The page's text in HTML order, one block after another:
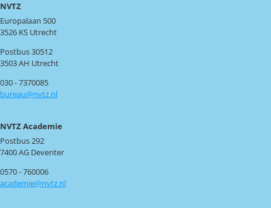
NVTZ
Europalaan 500
3526 KS Utrecht
Postbus 30512
3503 AH Utrecht
030 - 7370085
bureau@nvtz.nl
NVTZ Academie
Postbus 292
7400 AG Deventer
0570 - 760006
academie@nvtz.nl